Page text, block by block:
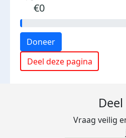
€0
Doneer
Deel deze pagina
Vraag veilig